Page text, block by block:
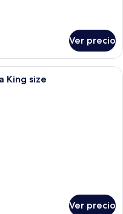
Ver precio
habitación de hotel con una
King size
Ver precio